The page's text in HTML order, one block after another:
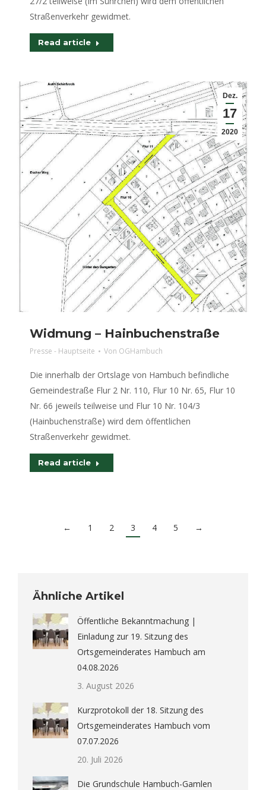
Straßenverkehr gewidmet.
Read article
Dez.
17
2020
Widmung – Hainbuchenstraße
Presse - Hauptseite Von OGHambuch
Die innerhalb der Ortslage von Hambuch befindliche
Gemeindestraße Flur 2 Nr. 110, Flur 10 Nr. 65, Flur 10
Nr. 66 jeweils teilweise und Flur 10 Nr. 104/3
(Hainbuchenstraße) wird dem öffentlichen
Straßenverkehr gewidmet.
Read article
← 1 2 3 4 5 →
Ähnliche Artikel
Öffentliche Bekanntmachung |
Einladung zur 19. Sitzung des
Ortsgemeinderates Hambuch am
04.08.2026
3. August 2026
Kurzprotokoll der 18. Sitzung des
Ortsgemeinderates Hambuch vom
07.07.2026
20. Juli 2026
Die Grundschule Hambuch-Gamlen